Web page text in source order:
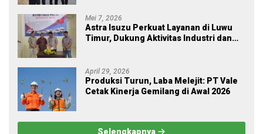
Mei 7, 2026
Astra Isuzu Perkuat Layanan di Luwu
Timur, Dukung Aktivitas Industri dan
April 29, 2026
Produksi Turun, Laba Melejit: PT Vale
Cetak Kinerja Gemilang di Awal 2026
Selengkapnya